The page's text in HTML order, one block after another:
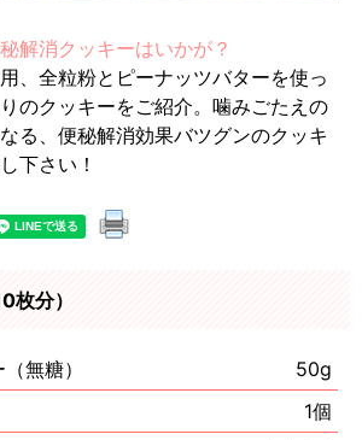
解消クッキーはいかが？
、全粒粉とピーナッツバターを使っ
のクッキーをご紹介。噛みごたえの
る、便秘解消効果バツグンのクッキ
下さい！
枚分）
無糖）
50g
1個